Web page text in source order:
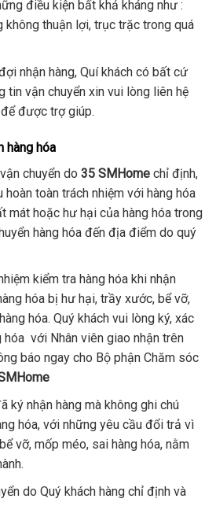
điều kiện bất khả kháng như :
không thuận lợi, trục trặc trong quá
nhận hàng, Quí khách có bất cứ
tin vận chuyển xin vui lòng liên hệ
được trợ giúp.
hàng hóa
chuyển do 35 SMHomechỉ định,
toàn trách nhiệm với hàng hóa
mát hoặc hư hại của hàng hóa trong
hàng hóa đến địa điểm do quý
kiểm tra hàng hóa khi nhận
hóa bị hư hại, trầy xước, bể vỡ,
hóa. Quý khách vui lòng ký, xác
hóa với Nhân viên giao nhận trên
báo ngay cho Bộ phận Chăm sóc
ký nhận hàng mà không ghi chú
hóa, với những yêu cầu đổi trả vì
vỡ, mốp méo, sai hàng hóa, nằm
do Quý khách hàng chỉ định và